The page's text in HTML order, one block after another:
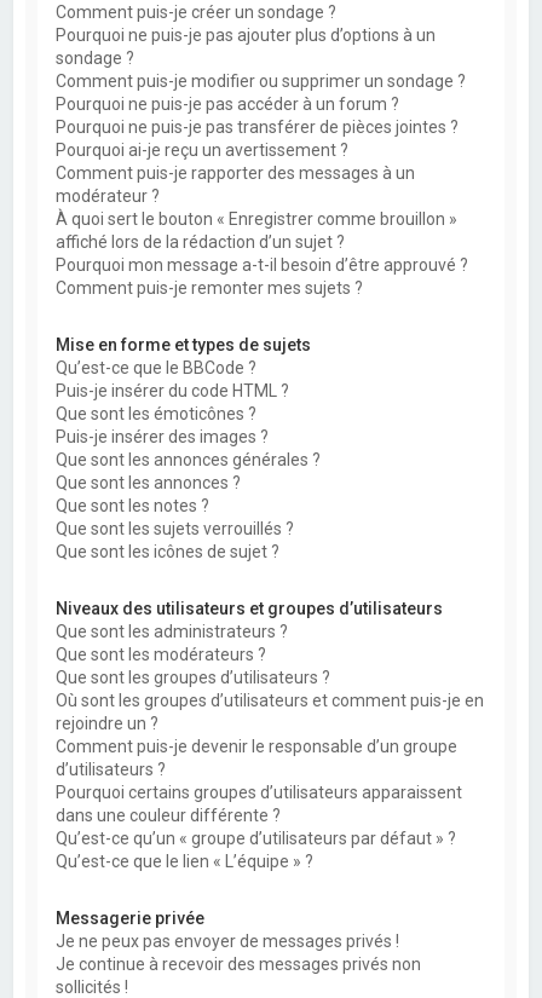
Comment puis-je créer un sondage ?
Pourquoi ne puis-je pas ajouter plus d’options à un
sondage ?
Comment puis-je modifier ou supprimer un sondage ?
Pourquoi ne puis-je pas accéder à un forum ?
Pourquoi ne puis-je pas transférer de pièces jointes ?
Pourquoi ai-je reçu un avertissement ?
Comment puis-je rapporter des messages à un
modérateur ?
À quoi sert le bouton « Enregistrer comme brouillon »
affiché lors de la rédaction d’un sujet ?
Pourquoi mon message a-t-il besoin d’être approuvé ?
Comment puis-je remonter mes sujets ?
Mise en forme et types de sujets
Qu’est-ce que le BBCode ?
Puis-je insérer du code HTML ?
Que sont les émoticônes ?
Puis-je insérer des images ?
Que sont les annonces générales ?
Que sont les annonces ?
Que sont les notes ?
Que sont les sujets verrouillés ?
Que sont les icônes de sujet ?
Niveaux des utilisateurs et groupes d’utilisateurs
Que sont les administrateurs ?
Que sont les modérateurs ?
Que sont les groupes d’utilisateurs ?
Où sont les groupes d’utilisateurs et comment puis-je en
rejoindre un ?
Comment puis-je devenir le responsable d’un groupe
d’utilisateurs ?
Pourquoi certains groupes d’utilisateurs apparaissent
dans une couleur différente ?
Qu’est-ce qu’un « groupe d’utilisateurs par défaut » ?
Qu’est-ce que le lien « L’équipe » ?
Messagerie privée
Je ne peux pas envoyer de messages privés !
Je continue à recevoir des messages privés non
sollicités !